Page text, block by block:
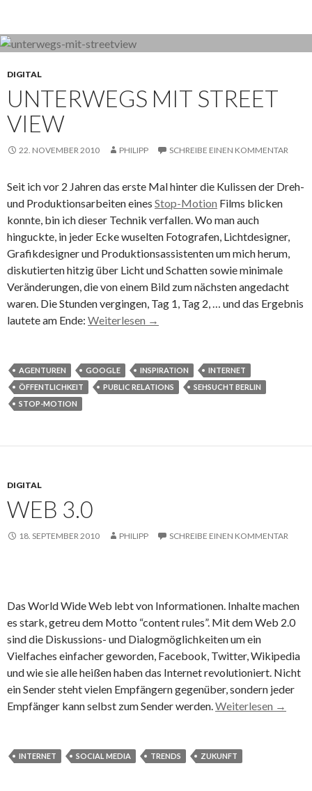
DIGITAL
UNTERWEGS MIT STREET
VIEW
22. NOVEMBER 2010 PHILIPP SCHREIBE EINEN KOMMENTAR
Seit ich vor 2 Jahren das erste Mal hinter die Kulissen der Dreh-
und Produktionsarbeiten eines Stop-Motion Films blicken
konnte, bin ich dieser Technik verfallen. Wo man auch
hinguckte, in jeder Ecke wuselten Fotografen, Lichtdesigner,
Grafikdesigner und Produktionsassistenten um mich herum,
diskutierten hitzig über Licht und Schatten sowie minimale
Veränderungen, die von einem Bild zum nächsten angedacht
waren. Die Stunden vergingen, Tag 1, Tag 2, … und das Ergebnis
lautete am Ende: Weiterlesen →
AGENTUREN GOOGLE INSPIRATION
INTERNET
ÖFFENTLICHKEIT
PUBLIC RELATIONS
SEHSUCHT BERLIN
STOP-MOTION
DIGITAL
WEB 3.0
18. SEPTEMBER 2010 PHILIPP SCHREIBE EINEN KOMMENTAR
Das World Wide Web lebt von Informationen. Inhalte machen
es stark, getreu dem Motto “content rules”. Mit dem Web 2.0
sind die Diskussions- und Dialogmöglichkeiten um ein
Vielfaches einfacher geworden, Facebook, Twitter, Wikipedia
und wie sie alle heißen haben das Internet revolutioniert. Nicht
ein Sender steht vielen Empfängern gegenüber, sondern jeder
Empfänger kann selbst zum Sender werden.Weiterlesen →
INTERNET SOCIAL MEDIA TRENDS ZUKUNFT